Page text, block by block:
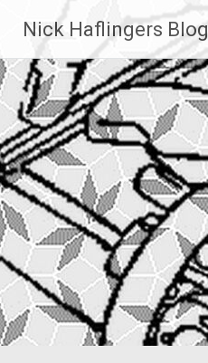
Inhalt
springen
Nick Haflingers Blog